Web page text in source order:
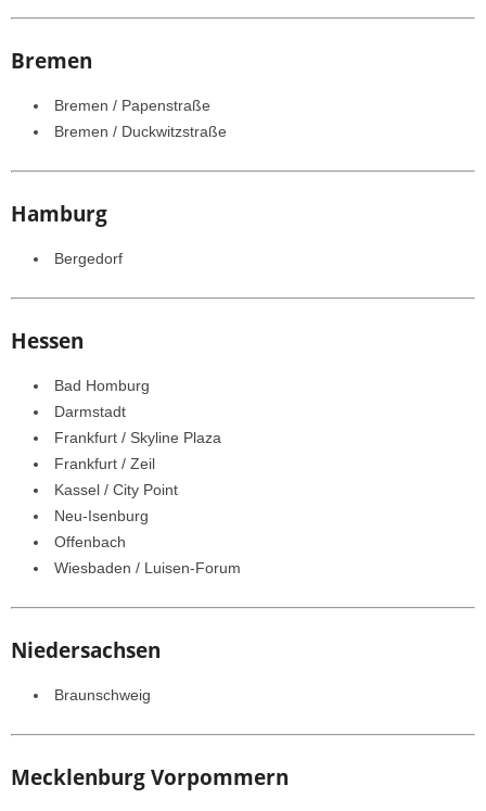
Bremen
Bremen / Papenstraße
Bremen / Duckwitzstraße
Hamburg
Bergedorf
Hessen
Bad Homburg
Darmstadt
Frankfurt / Skyline Plaza
Frankfurt / Zeil
Kassel / City Point
Neu-Isenburg
Offenbach
Wiesbaden / Luisen-Forum
Niedersachsen
Braunschweig
Mecklenburg Vorpommern